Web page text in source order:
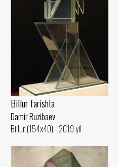
Billur farishta
Damir Ruzibaev
Billur (154x40) - 2019 yil